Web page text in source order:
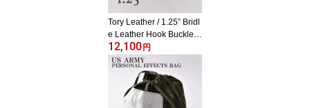
Tory Leather / 1.25” Bridl
e Leather Hook Buckle B
eltトリーレザー / 1.25イ
ンチ ブライドルレザー
フックバックルベルト全
12,100円